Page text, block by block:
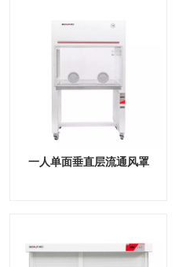
一人单面垂直层流通风罩